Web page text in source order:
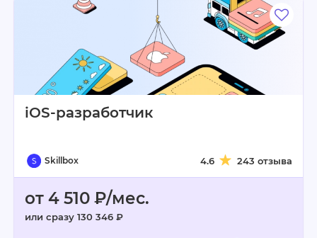
iOS-разработчик
Skillbox 4.6 243 отзыва
от 4 510 ₽/мес.
или сразу 130 346 ₽